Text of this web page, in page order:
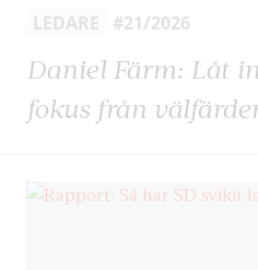
LEDARE #21/2026
Daniel Färm: Låt
fokus från